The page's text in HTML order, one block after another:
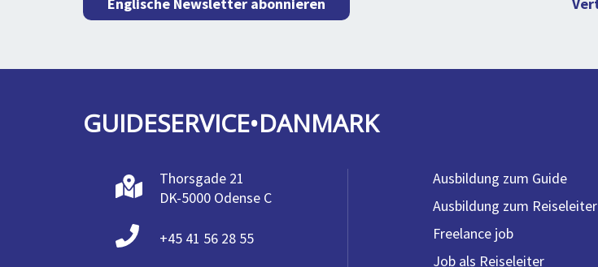
GUIDESERVICE•DANMARK
Thorsgade 21
DK-5000 Odense C
+45 41 56 28 55
Ausbildung zum Guide
Ausbildung zum Reiseleiter
Freelance job
Job als Reiseleiter